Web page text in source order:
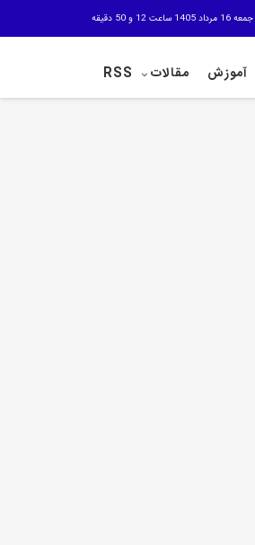
جمعه 16 مرداد 1405 ساعت 12 و 50 دقیقه
آموزش مقالات RSS